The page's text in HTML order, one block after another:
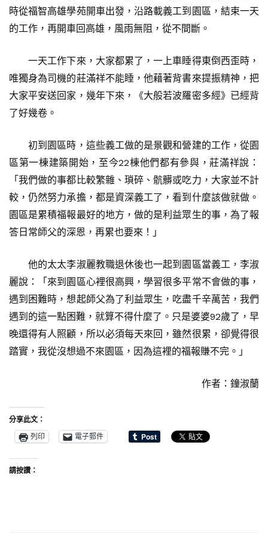
時從福智高雄學苑開車出發，沿路載義工到園區，結束一天
的工作，再開車回高雄，風雨無阻，從不間斷。
一天工作下來，大家都累了，一上車睡得東倒西歪時，
唯獨身為司機的莊滿祥不能睡，他藉著背書來提振精神，把
大家平安送回家，幾年下來，《大般若波羅密多經》已經背
了好幾卷。
初到園區時，這些義工做的是景觀和營建的工作，從園
區第一棟建築開始，至今22棟他們都有參與，莊滿祥說：
「我們做的事都比較繁雜、瑣碎、骯髒或吃力，大家並不計
較，仍然努力承擔，都是資深義工了，看到什麼該做就做。
園區是累積福報最好的地方，做的是利益眾生的事，為了報
答日常師父的深恩，再累也要來！」
他的太太李淑麗教職退休後也一起到園區當義工，李淑
麗說：「來到園區心裡很高興，學習很多平常不會做的事，
遇到困難時，想起師父為了利益眾生，吃盡千辛萬苦，我們
遇到的這一點困難，就算不得什麼了。只是婆婆92歲了，早
晚還得有人照顧，所以必須每天來回，雖然很累，卻覺得很
踏實，我從沒想過不來園區，因為這裡的福報賺不完。」
作者：鐘淑蘭
分享此文：
列印
電子郵件
請按讚：